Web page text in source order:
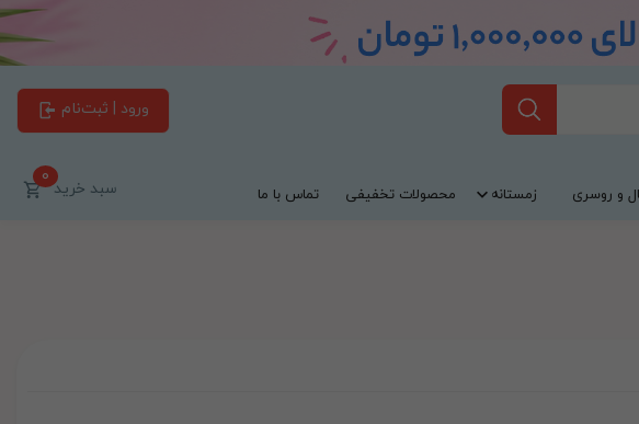
ورود | ثبت‌نام
و روسری زمستانه محصولات تخفیفی تماس با ما سبد خرید0